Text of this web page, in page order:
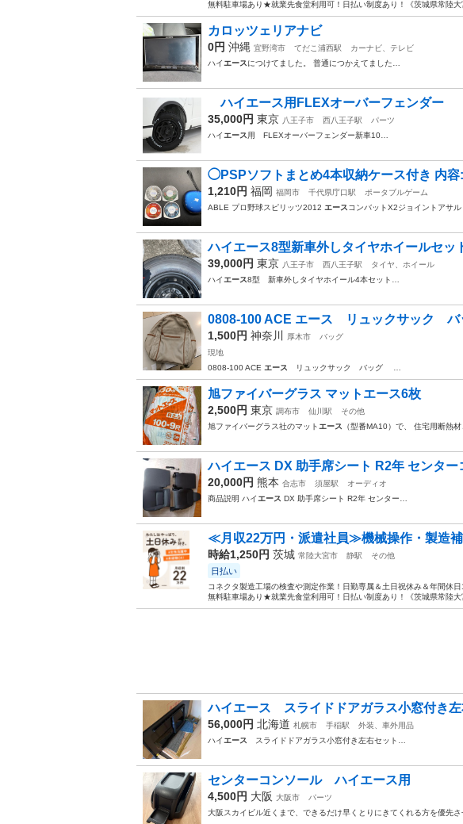
無料駐車場あり★就業先食堂利用可！日払い制度あり！《茨城県常陸
カロッツェリアナビ
0円 沖縄 宜野湾市 てだこ浦西駅
カーナビ、テレビ
ハイ エースにつけてました。 普通につかえてました…
ハイエース用FLEXオーバーフェンダー
35,000円 東京 八王子市 西八王子駅
パーツ
ハイ エース用 FLEXオーバーフェンダー新車10…
◯PSPソフトまとめ4本収納ケース付き 内容
1,210円 福岡 福岡市 千代県庁口駅
ポータブルゲーム
ABLE プロ野球スピリッツ2012 エースコンバットX2ジョイントアサル
ハイエース8型新車外しタイヤホイールセッ
39,000円 東京 八王子市 西八王子駅
タイヤ、ホイール
ハイ エース8型 新車外しタイヤホイール4本セット…
0808-100 ACE エース リュックサック
1,500円 神奈川 厚木市
バッグ
現地
0808-100 ACE エース リュックサック バッグ …
旭ファイバーグラス マットエース6枚
2,500円 東京 調布市 仙川駅
その他
旭ファイバーグラス社のマット エース （型番MA10）で、 住宅用断熱材
ハイエース DX 助手席シート R2年 センター
20,000円 熊本 合志市 須屋駅
オーディオ
商品説明 ハイ エース DX 助手席シート R2年 センター…
≪月収22万円・派遣社員≫機械操作・製造
時給1,250円 茨城 常陸大宮市 静駅 その他
日払い
コネクタ製造工場の検査や測定作業！日勤専属＆土日祝休み＆年間
無料駐車場あり★就業先食堂利用可！日払い制度あり！《茨城県常陸
ハイエース スライドドアガラス小窓付き左
56,000円 北海道 札幌市 手稲駅
外装、車外用品
ハイ エース スライドドアガラス小窓付き左右セット…
センターコンソール ハイエース用
4,500円 大阪 大阪市
パーツ
大阪スカイビル近くまで、できるだけ早くとりにきてくれる方を優先